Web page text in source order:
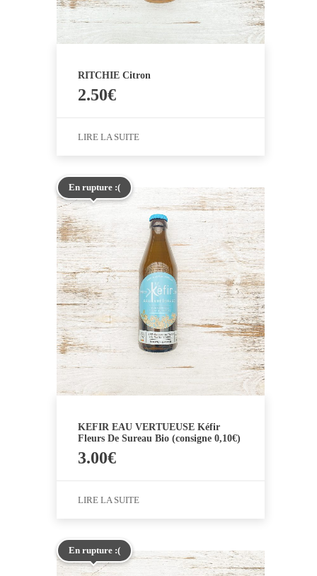
RITCHIE Citron
2.50€
LIRE LA SUITE
En rupture :(
KEFIR EAU VERTUEUSE Kéfir
Fleurs De Sureau Bio (consigne 0,10€)
3.00€
LIRE LA SUITE
En rupture :(